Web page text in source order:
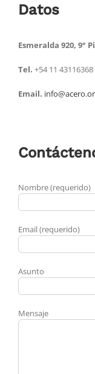
Datos
Esmeralda 920, 9°
Tel. +54 11 43116368
Email.
Nombre (requerido)
Email (requerido)
Asunto
Mensaje